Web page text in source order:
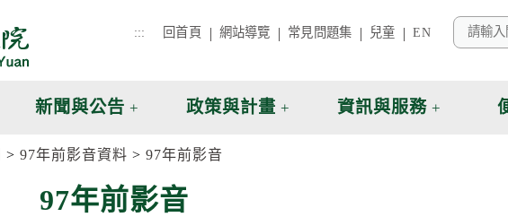
::: 回首頁 網站導覽 常見問題集 兒童 EN
新聞與公告 政策與計畫 資訊與服務
97年前影音資料 97年前影音
97年前影音